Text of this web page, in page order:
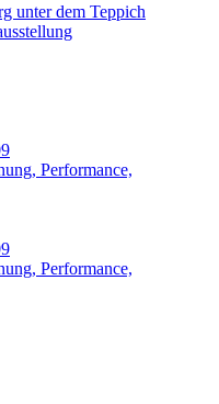
unter dem Teppich
Performance,
Performance,